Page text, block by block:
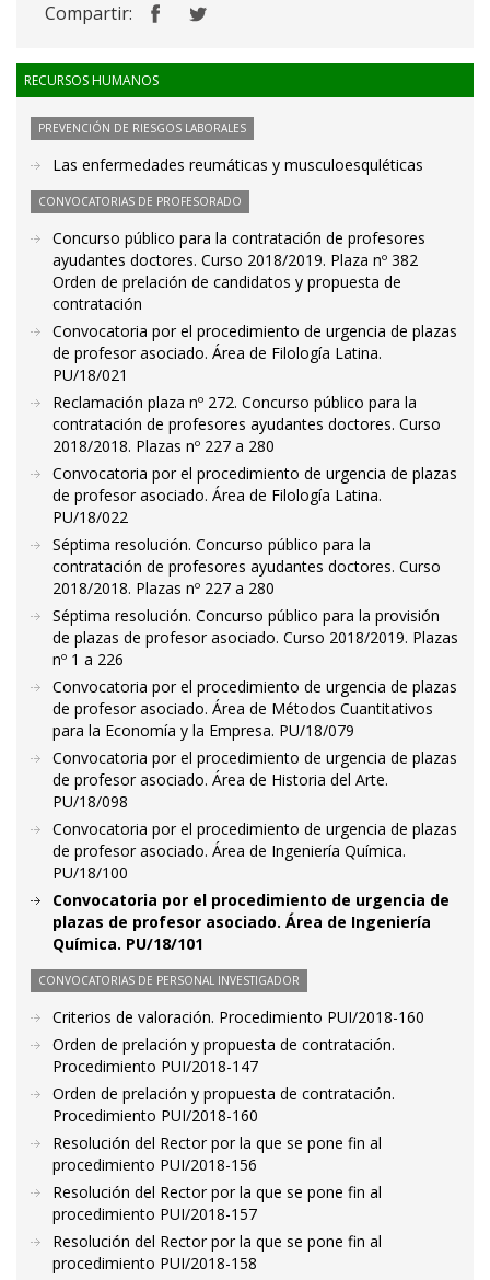
Compartir:
RECURSOS HUMANOS
PREVENCIÓN DE RIESGOS LABORALES
Las enfermedades reumáticas y musculoesquléticas
CONVOCATORIAS DE PROFESORADO
Concurso público para la contratación de profesores
ayudantes doctores. Curso 2018/2019. Plaza nº 382
Orden de prelación de candidatos y propuesta de
contratación
Convocatoria por el procedimiento de urgencia de plazas
de profesor asociado. Área de Filología Latina.
PU/18/021
Reclamación plaza nº 272. Concurso público para la
contratación de profesores ayudantes doctores. Curso
2018/2018. Plazas nº 227 a 280
Convocatoria por el procedimiento de urgencia de plazas
de profesor asociado. Área de Filología Latina.
PU/18/022
Séptima resolución. Concurso público para la
contratación de profesores ayudantes doctores. Curso
2018/2018. Plazas nº 227 a 280
Séptima resolución. Concurso público para la provisión
de plazas de profesor asociado. Curso 2018/2019. Plazas
nº 1 a 226
Convocatoria por el procedimiento de urgencia de plazas
de profesor asociado. Área de Métodos Cuantitativos
para la Economía y la Empresa. PU/18/079
Convocatoria por el procedimiento de urgencia de plazas
de profesor asociado. Área de Historia del Arte.
PU/18/098
Convocatoria por el procedimiento de urgencia de plazas
de profesor asociado. Área de Ingeniería Química.
PU/18/100
Convocatoria por el procedimiento de urgencia de
plazas de profesor asociado. Área de Ingeniería
Química. PU/18/101
CONVOCATORIAS DE PERSONAL INVESTIGADOR
Criterios de valoración. Procedimiento PUI/2018-160
Orden de prelación y propuesta de contratación.
Procedimiento PUI/2018-147
Orden de prelación y propuesta de contratación.
Procedimiento PUI/2018-160
Resolución del Rector por la que se pone fin al
procedimiento PUI/2018-156
Resolución del Rector por la que se pone fin al
procedimiento PUI/2018-157
Resolución del Rector por la que se pone fin al
procedimiento PUI/2018-158